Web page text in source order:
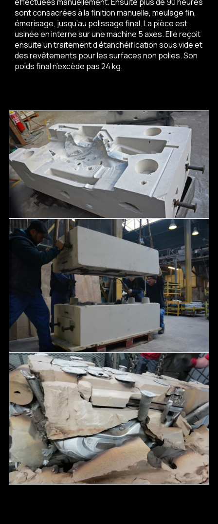
sont consacrées à la finition manuelle, meulage fin,
émerisage, jusqu’au polissage final. La pièce est
usinée en interne sur une machine 5 axes. Elle reçoit
ensuite un traitement d’étanchéification sous vide et
des revêtements pour les surfaces non polies. Son
poids final n’excède pas 24 kg.